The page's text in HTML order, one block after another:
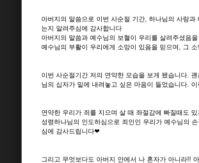
아버지의 말씀으로 이번 사순절 기간, 하나님의 사랑
는지 알려주심에 감사합니다
아버지의 말씀과 예수님의 보혈이 우리를 살려주셨음
예수님의 부활이 우리에게 소망이 있음을 믿으며, 그
이번 사순절기간 저의 연약한 모습을 보게 됐습니다.
님의 십자가 밑에 내려놓고 싶은 마음이 들었습니다.
연약한 우리가 죄를 지으며 살 때 좌절감에 빠질때도 있
성령하나님의 인도하심으로 죄인인 우리가 예수님의
심에 감사드립니다❤
그리고 무엇보다도 아버지 안에서 나 혼자가 아니라!!